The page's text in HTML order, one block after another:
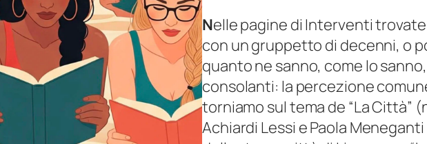
Nelle pagine di Interventi
con un gruppetto di decenni, o
quanto ne sanno, come lo
consolanti: la percezione
torniamo sul tema de “La Città”
Achiardi Lessi e Paola